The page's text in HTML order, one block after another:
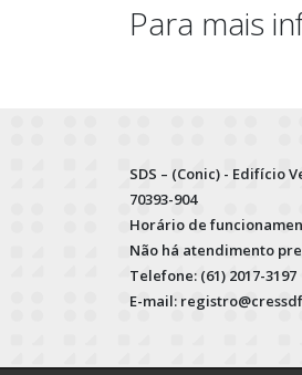
Para mais
SDS – (Conic) - Edifício
70393-904
Horário de
Não há atendimento
Telefone: (61) 2017-3197
E-mail: